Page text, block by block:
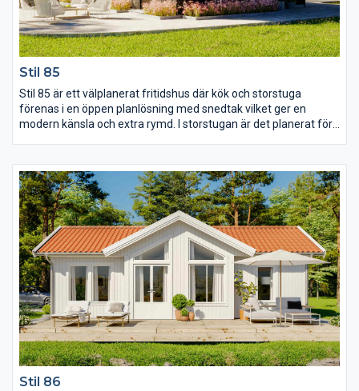
Stil 85
Stil 85 är ett välplanerat fritidshus där kök och storstuga
förenas i en öppen planlösning med snedtak vilket ger en
modern känsla och extra rymd. I storstugan är det planerat för
som nås från diskreta ingångar i vinkel, det stora sovrummet
har dessutom fått en egen dörr ut till trädgården.
Stil 86